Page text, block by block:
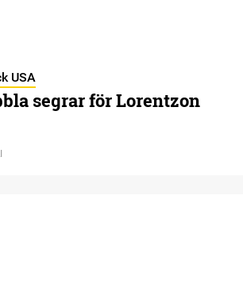
USA
segrar för Lorentzon